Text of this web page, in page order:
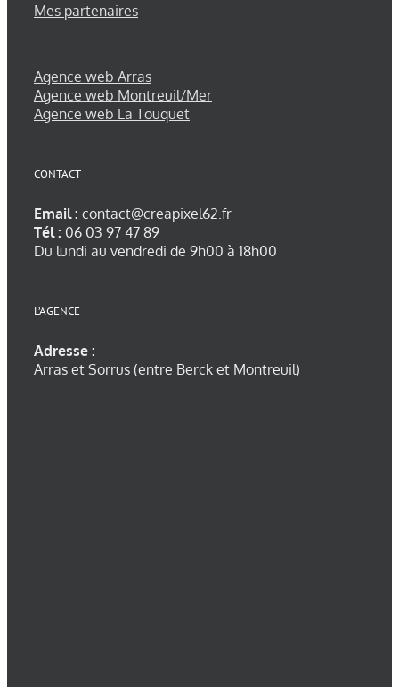
Mes partenaires
Agence web Arras
Agence web Montreuil/Mer
Agence web La Touquet
CONTACT
Email : contact@creapixel62.fr
Tél : 06 03 97 47 89
Du lundi au vendredi de 9h00 à 18h00
L’AGENCE
Adresse :
Arras et Sorrus (entre Berck et Montreuil)